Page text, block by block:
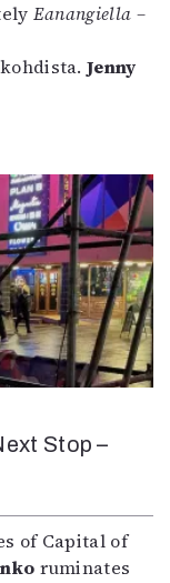
Eanangiella –
Jenny
Stop –
of Capital of
ruminates